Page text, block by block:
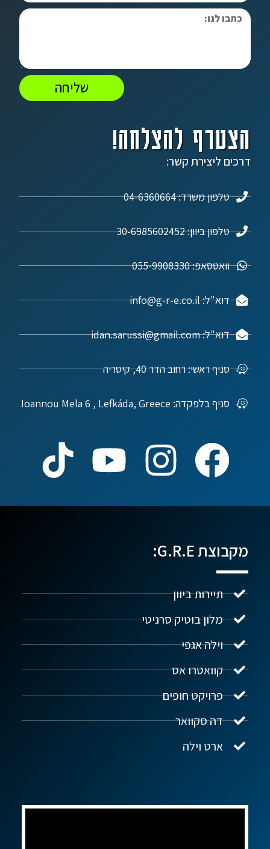
הצטרף להצלחה!
דרכים ליצירת קשר:
טלפון משרד: 04-6360664
טלפון ביוון: 30-6985602452
וואטסאפ: 055-9908330
דוא"ל: info@g-r-e.co.il
דוא"ל: idan.sarussi@gmail.com
סניף ראשי: רחוב הדר 40, קיסריה
סניף בלפקדה: Ioannou Mela 6 , Lefkáda, Greece
שליחה
מקבוצת G.R.E:
תיירות ביוון
מלון בוטיק סרניטי
וילה אגפי
קוואטרו אס
פרויקט חופים
דה סקוואר
ארט וילה
נדל"ן ביוון G.R.E
שלום! איך אפשר לעזור?